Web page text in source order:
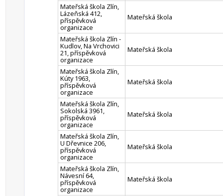
Mateřská škola Zlín,
Lázeňská 412,
příspěvková
organizace
Mateřská škola
Mateřská škola Zlín -
Kudlov, Na Vrchovici
21, příspěvková
organizace
Mateřská škola
Mateřská škola Zlín,
Kúty 1963,
příspěvková
organizace
Mateřská škola
Mateřská škola Zlín,
Sokolská 3961,
příspěvková
organizace
Mateřská škola
Mateřská škola Zlín,
U Dřevnice 206,
příspěvková
organizace
Mateřská škola
Mateřská škola Zlín,
Návesní 64,
příspěvková
organizace
Mateřská škola